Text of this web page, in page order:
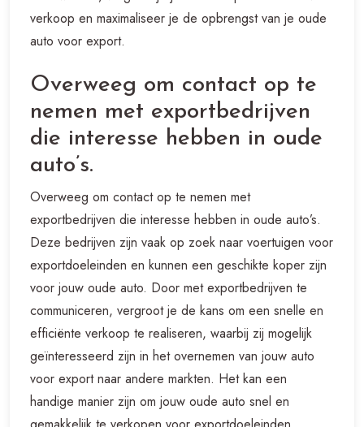
verkoop en maximaliseer je de opbrengst van je oude
auto voor export.
Overweeg om contact op te
nemen met exportbedrijven
die interesse hebben in oude
auto’s.
Overweeg om contact op te nemen met
exportbedrijven die interesse hebben in oude auto’s.
Deze bedrijven zijn vaak op zoek naar voertuigen voor
exportdoeleinden en kunnen een geschikte koper zijn
voor jouw oude auto. Door met exportbedrijven te
communiceren, vergroot je de kans om een snelle en
efficiënte verkoop te realiseren, waarbij zij mogelijk
geïnteresseerd zijn in het overnemen van jouw auto
voor export naar andere markten. Het kan een
handige manier zijn om jouw oude auto snel en